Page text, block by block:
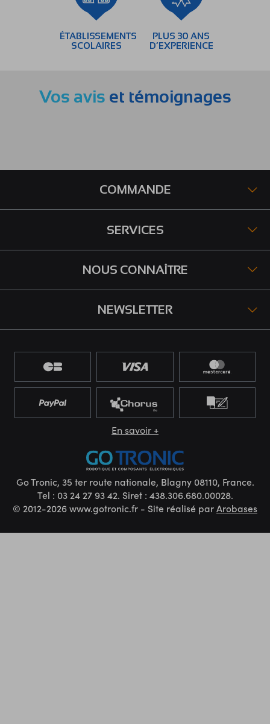
ÉTABLISSEMENTS
SCOLAIRES
PLUS 30 ANS
D’EXPERIENCE
Vos avis et témoignages
COMMANDE
SERVICES
NOUS CONNAÎTRE
NEWSLETTER
En savoir +
Go Tronic, 35 ter route nationale, Blagny 08110, France.
Tel : 03 24 27 93 42. Siret : 438.306.680.00028.
© 2012-2026 www.gotronic.fr - Site réalisé parArobases